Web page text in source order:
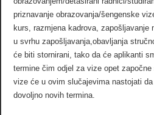
priznavanje obrazovanja/šengenske
kurs, razmjena kadrova, zapošljavanje
u svrhu zapošljavanja,obavljanja
će biti stornirani, tako da će aplikanti
termine čim odjel za vize opet
vize će u ovim slučajevima nastojati
dovoljno novih termina.